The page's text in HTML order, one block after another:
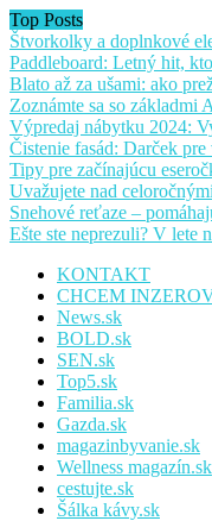
Top Posts
Štvorkolky a doplnkové
Paddleboard: Letný hit,
Blato až za ušami: ako
Zoznámte sa so základmi
Výpredaj nábytku 2024:
Čistenie fasád: Darček
Tipy pre začínajúcu
Uvažujete nad
Snehové reťaze –
Ešte ste neprezuli? V lete
KONTAKT
CHCEM
News.sk
BOLD.sk
SEN.sk
Top5.sk
Familia.sk
Gazda.sk
magazinbyvanie.sk
Wellness magazín.sk
cestujte.sk
Šálka kávy.sk